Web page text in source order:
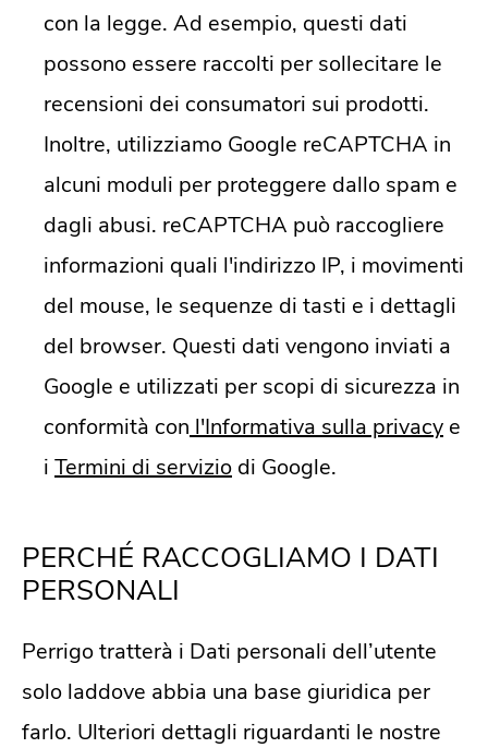
con la legge. Ad esempio, questi dati
possono essere raccolti per sollecitare le
recensioni dei consumatori sui prodotti.
Inoltre, utilizziamo Google reCAPTCHA in
alcuni moduli per proteggere dallo spam e
dagli abusi. reCAPTCHA può raccogliere
informazioni quali l'indirizzo IP, i movimenti
del mouse, le sequenze di tasti e i dettagli
del browser. Questi dati vengono inviati a
Google e utilizzati per scopi di sicurezza in
conformità con l'Informativa sulla privacy e
i Termini di servizio di Google.
PERCHÉ RACCOGLIAMO I DATI
PERSONALI
Perrigo tratterà i Dati personali dell’utente
solo laddove abbia una base giuridica per
farlo. Ulteriori dettagli riguardanti le nostre